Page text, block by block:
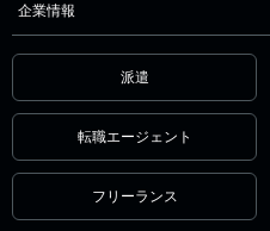
企業情報
派遣
転職エージェント
フリーランス